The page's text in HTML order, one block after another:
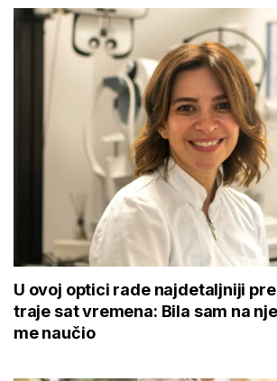
U ovoj optici rade najdetaljniji
traje sat vremena: Bila sam na
me naučio